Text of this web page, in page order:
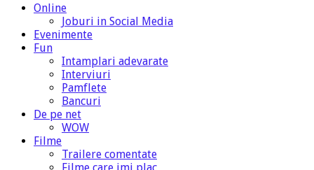
Online
Joburi in Social Media
Evenimente
Fun
Intamplari adevarate
Interviuri
Pamflete
Bancuri
De pe net
WOW
Filme
Trailere comentate